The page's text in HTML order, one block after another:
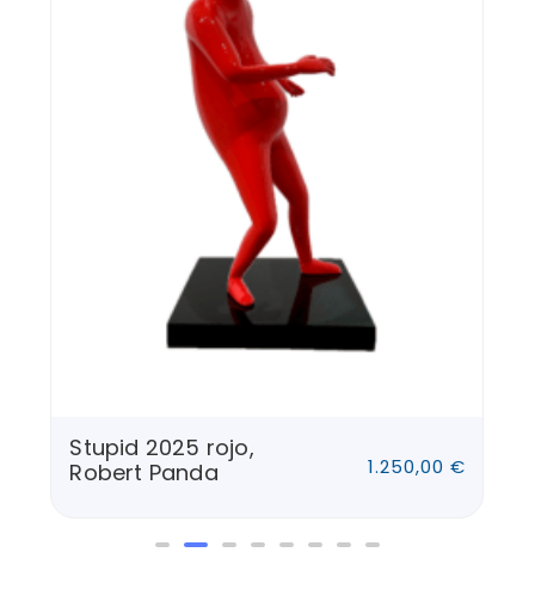
Stupid 2025 azul,
Robert Panda
1.250,00